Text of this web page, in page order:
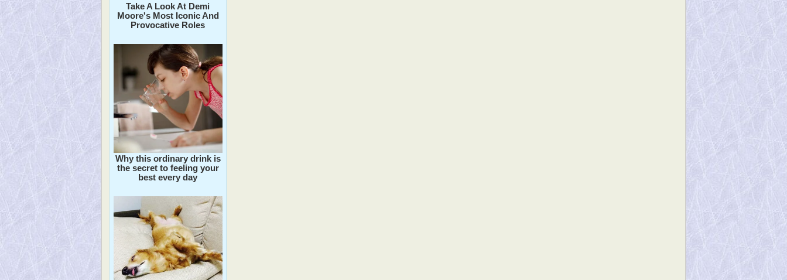
Take A Look At Demi
Moore's Most Iconic And
Provocative Roles
Why this ordinary drink is
the secret to feeling your
best every day